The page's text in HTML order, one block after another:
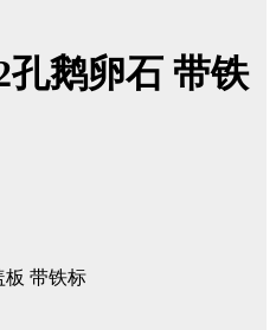
孔鹅卵石 带铁
板 带铁标